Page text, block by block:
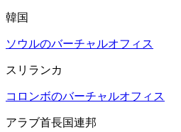
韓国
ソウルのバーチャルオフィス
スリランカ
コロンボのバーチャルオフィス
アラブ首長国連邦